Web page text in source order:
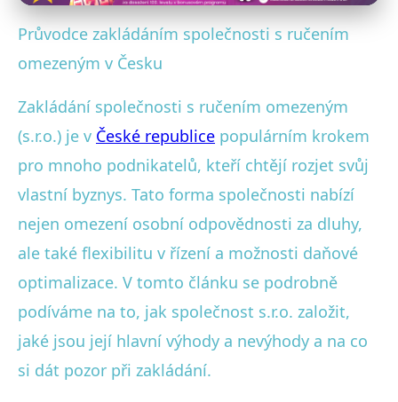
Kompletní Průvodce
Zakládáním s.r.o. v Česku:
Výhody a Krok za Krokem
30. 9. 2025· 4 min čtení · Autor: Marek Štěpánek
Průvodce zakládáním společnosti s ručením
omezeným v Česku
Zakládání společnosti s ručením omezeným
(s.r.o.) je v České republice populárním krokem
pro mnoho podnikatelů, kteří chtějí rozjet svůj
vlastní byznys. Tato forma společnosti nabízí
nejen omezení osobní odpovědnosti za dluhy,
ale také flexibilitu v řízení a možnosti daňové
optimalizace. V tomto článku se podrobně
podíváme na to, jak společnost s.r.o. založit,
jaké jsou její hlavní výhody a nevýhody a na co
si dát pozor při zakládání.